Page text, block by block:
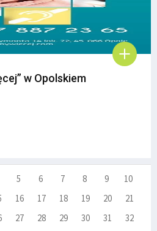
w Opolskiem
5 6 7 8 9
10
16 17 18 19 20
21
27 28 29 30 31
32